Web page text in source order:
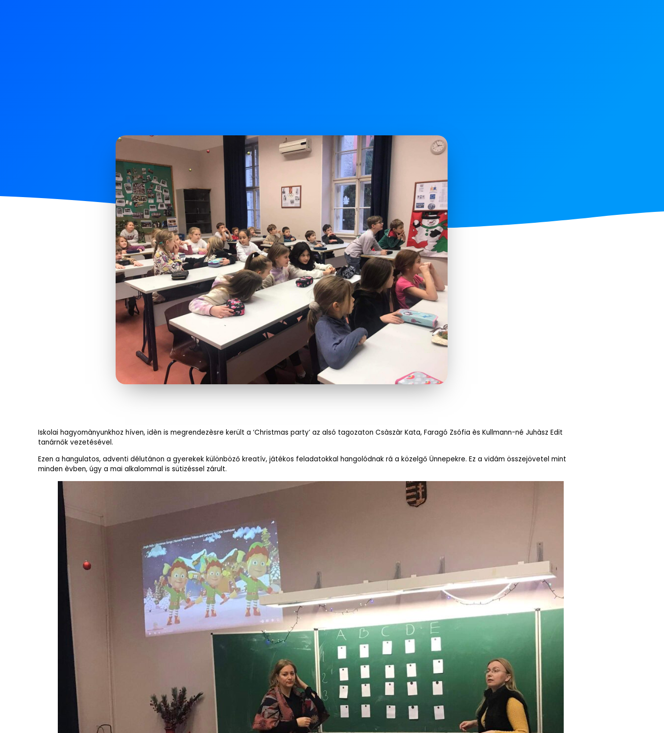
Iskolai hagyomànyunkhoz híven, idèn is megrendezèsre került a ‘Christmas party’ az alsó tagozaton Csàszàr Kata, Faragó Zsófia ès Kullmann-né Juhàsz Edit
tanárnők vezetésével.
Ezen a hangulatos, adventi délutánon a gyerekek különböző kreatív, játékos feladatokkal hangolódnak rá a közelgő Ünnepekre. Ez a vidám összejövetel mint
minden èvben, úgy a mai alkalommal is sütizéssel zárult.